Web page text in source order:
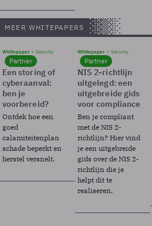
MEER WHITEPAPERS
Whitepaper Security
Partner
Een storing of
cyberaanval:
ben je
voorbereid?
Ontdek hoe een
goed
calamiteitenplan
schade beperkt en
herstel versnelt.
Whitepaper Security
Partner
NIS 2-richtlijn
uitgelegd: een
uitgebreide gids
voor compliance
Ben je compliant
met de NIS 2-
richtlijn? Hier vind
je een uitgebreide
gids over de NIS 2-
richtlijn die je
helpt dit te
realiseren.